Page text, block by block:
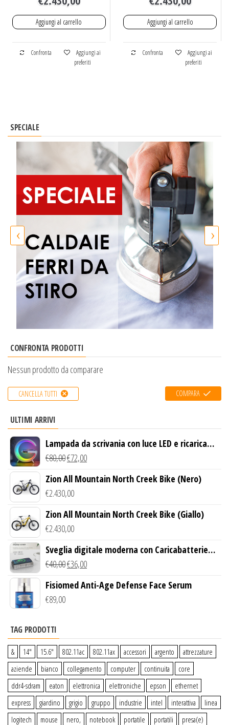
Aggiungi al carrello
Confronta
Aggiungi ai
preferiti
Aggiungi al carrello
Confronta
Aggiungi ai
preferiti
SPECIALE
‹ ›
CONFRONTA PRODOTTI
Nessun prodotto da comparare
CANCELLA TUTTI COMPARA
ULTIMI ARRIVI
Lampada da scrivania con luce LED e ricarica
wireless
€80,00€72,00
Zion All Mountain North Creek Bike (Nero)
€2.430,00
Zion All Mountain North Creek Bike (Giallo)
€2.430,00
Sveglia digitale moderna con Caricabatterie
Wireless Qi
€40,00€36,00
Fisiomed Anti-Age Defense Face Serum
€89,00
TAG PRODOTTI
& 14″ 15.6″ 802.11ac 802.11ax accessori argento
attrezzature
aziende
bianco collegamento computer continuita
core
ddr4-sdram
eaton elettronica elettroniche epson
ethernet
express
giardino grigio gruppo industrie intel interattiva
linea
logitech
mouse nero, notebook portatile portatili presa(e)